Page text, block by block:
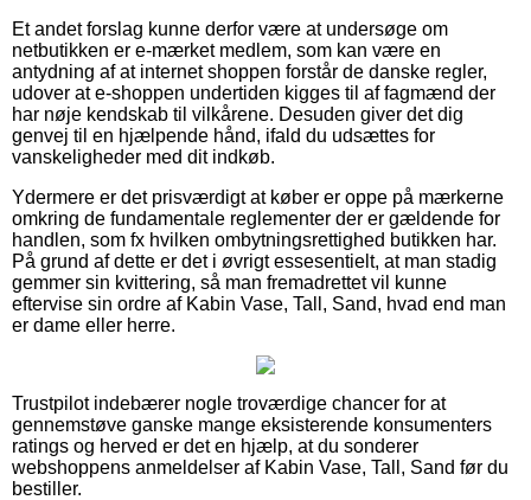
Et andet forslag kunne derfor være at undersøge om
netbutikken er e-mærket medlem, som kan være en
antydning af at internet shoppen forstår de danske regler,
udover at e-shoppen undertiden kigges til af fagmænd der
har nøje kendskab til vilkårene. Desuden giver det dig
genvej til en hjælpende hånd, ifald du udsættes for
vanskeligheder med dit indkøb.
Ydermere er det prisværdigt at køber er oppe på mærkerne
omkring de fundamentale reglementer der er gældende for
handlen, som fx hvilken ombytningsrettighed butikken har.
På grund af dette er det i øvrigt essesentielt, at man stadig
gemmer sin kvittering, så man fremadrettet vil kunne
eftervise sin ordre af Kabin Vase, Tall, Sand, hvad end man
er dame eller herre.
Trustpilot indebærer nogle troværdige chancer for at
gennemstøve ganske mange eksisterende konsumenters
ratings og herved er det en hjælp, at du sonderer
webshoppens anmeldelser af Kabin Vase, Tall, Sand før du
bestiller.